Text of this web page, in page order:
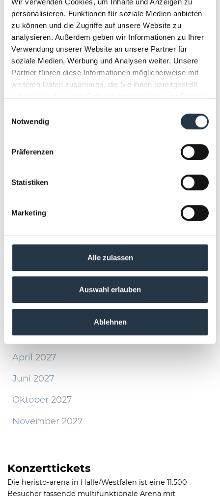
Wir verwenden Cookies, um Inhalte und Anzeigen zu
personalisieren, Funktionen für soziale Medien anbieten
zu können und die Zugriffe auf unsere Website zu
analysieren. Außerdem geben wir Informationen zu Ihrer
Verwendung unserer Website an unsere Partner für
soziale Medien, Werbung und Analysen weiter. Unsere
Partner führen diese Informationen möglicherweise mit
weiteren Daten zusammen, die Sie ihnen bereitgestellt
Notwendig
Präferenzen
Statistiken
Marketing
Alle zulassen
Auswahl erlauben
Ablehnen
GESCHENKGUTSCHEINE
Was
Alle
Sport
Konzert
Wann
Alle
Oktober 2026
November 2026
Februar 2027
April 2027
Juni 2027
Oktober 2027
November 2027
center
Konzerttickets
Die heristo-arena in Halle/Westfalen ist eine 11.500
Besucher fassende multifunktionale Arena mit